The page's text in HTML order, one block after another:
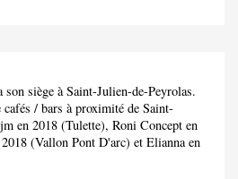
siège à Saint-Julien-de-Peyrolas.
/ bars à proximité de Saint-
en 2018 (Tulette), Roni Concept en
(Vallon Pont D'arc) et Elianna en